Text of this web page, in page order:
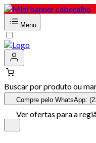
Menu
Buscar por produto ou
Compre pelo WhatsApp:
Ver ofertas para a